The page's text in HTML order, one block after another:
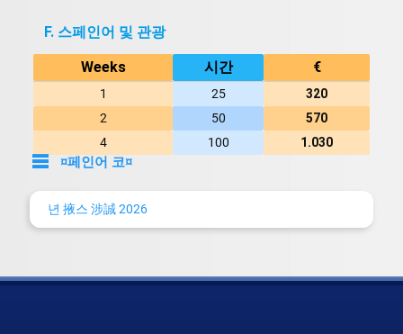
F. 스페인어 및 관광
Weeks 시간 €
1 25
320
2
50
570
4
100 1.030
¤페인어 코¤
A. 스페인어
C. 스페인어 및 스페인문학
년 掖스 涉誠 2026